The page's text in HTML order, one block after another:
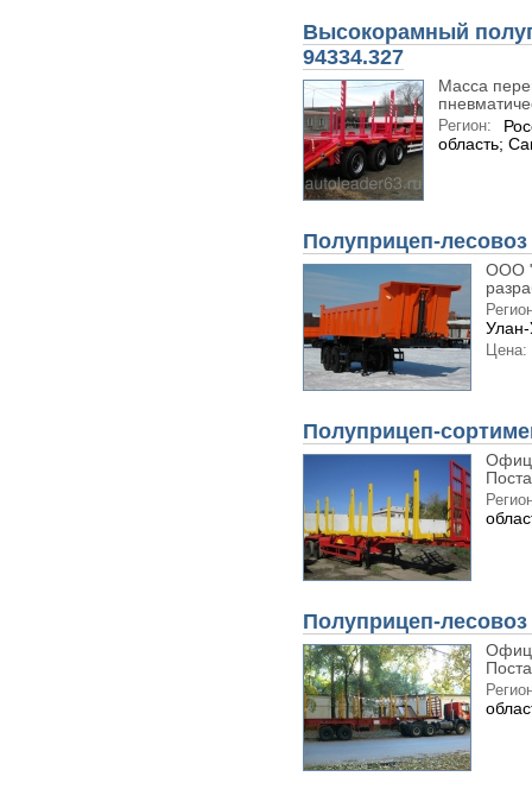
Высокорамный
94334.327
Масса
Регион:
область;
Полуприцеп-
ООО
Цена:
Полуприцеп-
Полуприцеп-лесовоз